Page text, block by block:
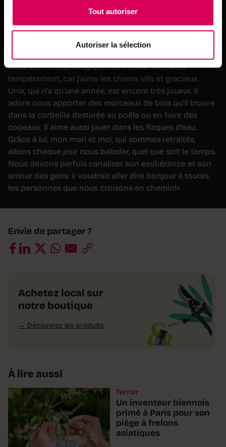
Tout autoriser
Autoriser la sélection
«Lorsque mon chien précédent, un setter irlandais, est
décédé, j’ai souhaité adopter un compagnon d’une
aussi bien morphologiquement qu’au niveau du
tempérament, car j’aime les chiens vifs et gracieux.
Unix, qui n’a qu’une année, est encore très joueur. Il
adore nous apporter des morceaux de bois qu’il trouve
dans la corbeille destinée au poêle ou en faire des
copeaux. Il aime aussi jouer dans les flaques d’eau.
Grâce à lui, mon mari et moi, qui sommes retraités,
allons chaque jour nous balader, quel que soit le temps.
Nous devons parfois canaliser son exubérance et son
amour des gens: il voudrait aller dire bonjour à toutes
les personnes que nous croisons en chemin!»
Envie de partager ?
Achetez local sur
notre boutique
Découvrez les produits
À lire aussi
Terroir
Un inventeur biennois
primé à Paris pour son
piège à frelons
asiatiques